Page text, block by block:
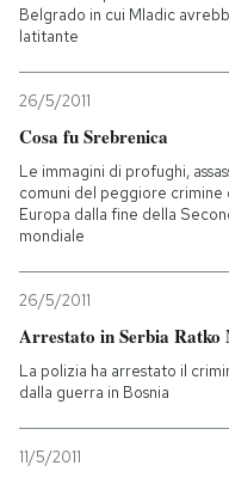
Belgrado in cui Mladic
latitante
26/5/2011
Cosa fu Srebrenica
Le immagini di profughi,
comuni del peggiore crimine
Europa dalla fine della
mondiale
26/5/2011
Arrestato in Serbia Ratko
La polizia ha arrestato il
dalla guerra in Bosnia
11/5/2011